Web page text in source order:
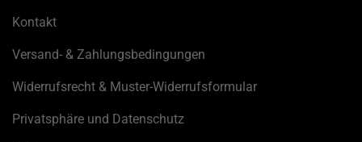
Kontakt
Versand- & Zahlungsbedingungen
Widerrufsrecht & Muster-Widerrufsformular
Privatsphäre und Datenschutz